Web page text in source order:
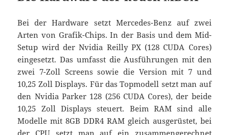
Bei der Hardware setzt Mercedes-Benz auf zwei
Arten von Grafik-Chips. In der Basis und dem Mid-
Setup wird der Nvidia Reilly PX (128 CUDA Cores)
eingesetzt. Das umfasst die Ausführungen mit den
zwei 7-Zoll Screens sowie die Version mit 7 und
10,25 Zoll Displays. Für das Topmodell setzt man auf
den Nvidia Parker 128 (256 CUDA Cores), der beide
10,25 Zoll Displays steuert. Beim RAM sind alle
Modelle mit 8GB DDR4 RAM gleich ausgerüstet, bei